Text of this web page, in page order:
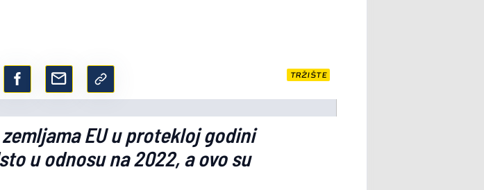
TRŽIŠTE
EU u protekloj godini
u odnosu na 2022, a ovo su